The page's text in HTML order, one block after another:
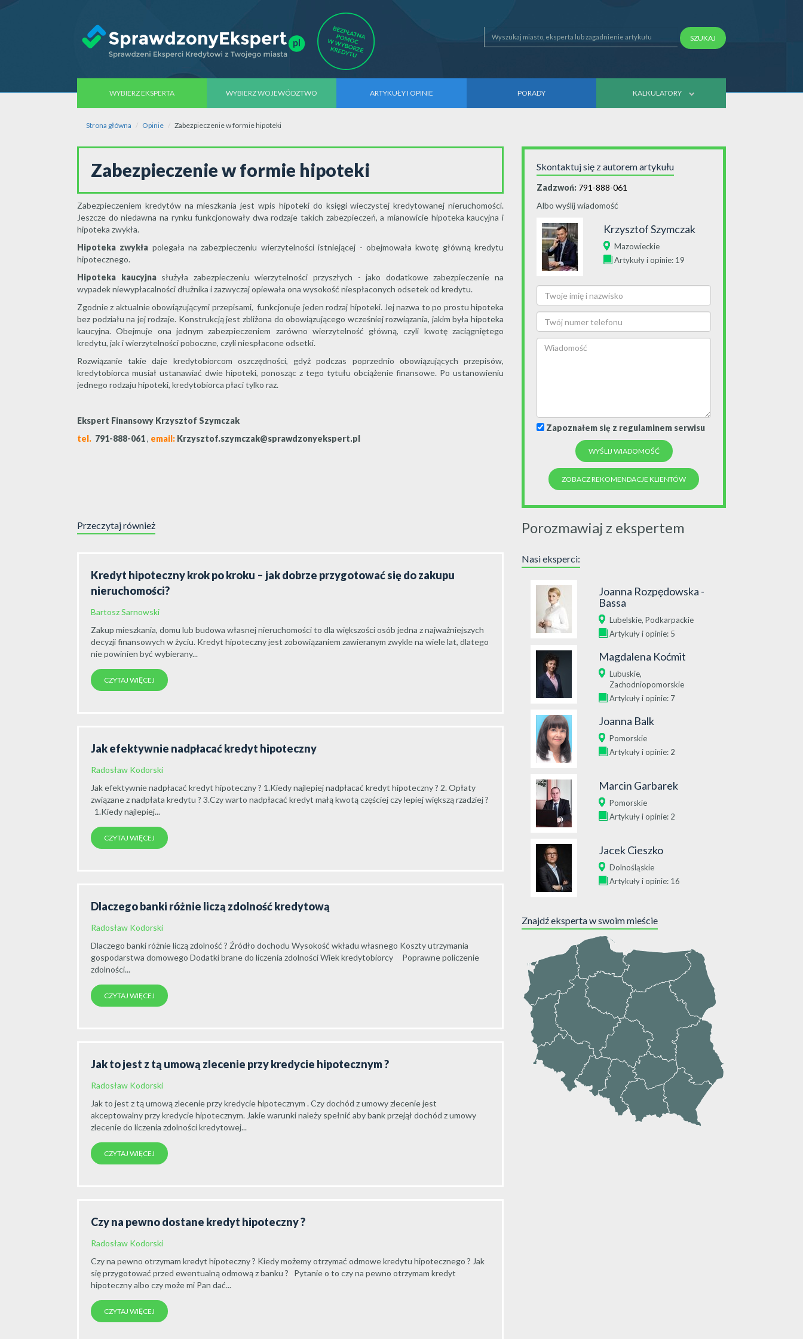
SZUKAJ
WYBIERZ EKSPERTA WYBIERZ WOJEWÓDZTWO ARTYKUŁY I OPINIE PORADY KALKULATORY
Strona główna Opinie Zabezpieczenie w formie hipoteki
Zabezpieczenie w formie hipoteki
Zabezpieczeniem kredytów na mieszkania jest wpis hipoteki do księgi wieczystej kredytowanej nieruchomości.
Jeszcze do niedawna na rynku funkcjonowały dwa rodzaje takich zabezpieczeń, a mianowicie hipoteka kaucyjna i
hipoteka zwykła.
Hipoteka zwykła polegała na zabezpieczeniu wierzytelności istniejącej - obejmowała kwotę główną kredytu
hipotecznego.
Hipoteka kaucyjnasłużyła zabezpieczeniu wierzytelności przyszłych - jako dodatkowe zabezpieczenie na
wypadek niewypłacalności dłużnika i zazwyczaj opiewała ona wysokość niespłaconych odsetek od kredytu.
Zgodnie z aktualnie obowiązującymi przepisami, funkcjonuje jeden rodzaj hipoteki. Jej nazwa to po prostu hipoteka
bez podziału na jej rodzaje. Konstrukcją jest zbliżona do obowiązującego wcześniej rozwiązania, jakim była hipoteka
kaucyjna. Obejmuje ona jednym zabezpieczeniem zarówno wierzytelność główną, czyli kwotę zaciągniętego
kredytu, jak i wierzytelności poboczne, czyli niespłacone odsetki.
Rozwiązanie takie daje kredytobiorcom oszczędności, gdyż podczas poprzednio obowiązujących przepisów,
kredytobiorca musiał ustanawiać dwie hipoteki, ponosząc z tego tytułu obciążenie finansowe. Po ustanowieniu
jednego rodzaju hipoteki, kredytobiorca płaci tylko raz.
Ekspert Finansowy Krzysztof Szymczak
tel. 791-888-061, email: Krzysztof.szymczak@sprawdzonyekspert.pl
Skontaktuj się z autorem artykułu
Zadzwoń: 791-888-061
Albo wyślij wiadomość
Krzysztof Szymczak
Mazowieckie
Artykuły i opinie: 19
Zapoznałem się z regulaminem serwisu
ZOBACZ REKOMENDACJE KLIENTÓW
Przeczytaj również
Kredyt hipoteczny krok po kroku – jak dobrze przygotować się do zakupu
nieruchomości?
Bartosz Sarnowski
Zakup mieszkania, domu lub budowa własnej nieruchomości to dla większości osób jedna z najważniejszych
decyzji finansowych w życiu. Kredyt hipoteczny jest zobowiązaniem zawieranym zwykle na wiele lat, dlatego
nie powinien być wybierany...
CZYTAJ WIĘCEJ
Jak efektywnie nadpłacać kredyt hipoteczny
Radosław Kodorski
Jak efektywnie nadpłacać kredyt hipoteczny ? 1.Kiedy najlepiej nadpłacać kredyt hipoteczny ? 2. Opłaty
związane z nadpłata kredytu ? 3.Czy warto nadpłacać kredyt małą kwotą częściej czy lepiej większą rzadziej ?
1.Kiedy najlepiej...
CZYTAJ WIĘCEJ
Dlaczego banki różnie liczą zdolność kredytową
Radosław Kodorski
Dlaczego banki różnie liczą zdolność ? Źródło dochodu Wysokość wkładu własnego Koszty utrzymania
gospodarstwa domowego Dodatki brane do liczenia zdolności Wiek kredytobiorcy Poprawne policzenie
zdolności...
CZYTAJ WIĘCEJ
Jak to jest z tą umową zlecenie przy kredycie hipotecznym ?
Radosław Kodorski
Jak to jest z tą umową zlecenie przy kredycie hipotecznym . Czy dochód z umowy zlecenie jest
akceptowalny przy kredycie hipotecznym. Jakie warunki należy spełnić aby bank przejął dochód z umowy
zlecenie do liczenia zdolności kredytowej...
CZYTAJ WIĘCEJ
Czy na pewno dostane kredyt hipoteczny ?
Radosław Kodorski
Czy na pewno otrzymam kredyt hipoteczny ? Kiedy możemy otrzymać odmowe kredytu hipotecznego ? Jak
się przygotować przed ewentualną odmową z banku ? Pytanie o to czy na pewno otrzymam kredyt
hipoteczny albo czy może mi Pan dać...
CZYTAJ WIĘCEJ
Porozmawiaj z ekspertem
Nasi eksperci:
Joanna Rozpędowska -
Bassa
Lubelskie, Podkarpackie
Artykuły i opinie: 5
Magdalena Koćmit
Lubuskie,
Zachodniopomorskie
Artykuły i opinie: 7
Joanna Balk
Pomorskie
Artykuły i opinie: 2
Marcin Garbarek
Pomorskie
Artykuły i opinie: 2
Jacek Cieszko
Dolnośląskie
Artykuły i opinie: 16
Znajdź eksperta w swoim mieście